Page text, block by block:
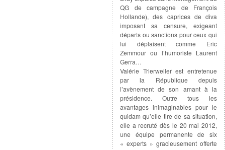
QG de campagne de François
Hollande), des caprices de diva
imposant sa censure, exigeant
départs ou sanctions pour ceux qui
lui déplaisent comme Eric
Zemmour ou l’humoriste Laurent
Gerra…
Valérie Trierweiler est entretenue
par la République depuis
l’avènement de son amant à la
présidence. Outre tous les
avantages inimaginables pour le
quidam qu’elle tire de sa situation,
elle a recruté dès le 20 mai 2012,
une équipe permanente de six
« experts » gracieusement offerte